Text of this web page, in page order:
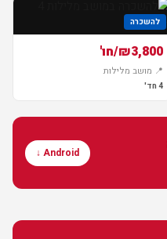
להשכרה
₪3,800/חו'
📍 מושב מלילות
4 חד'
Android ↓